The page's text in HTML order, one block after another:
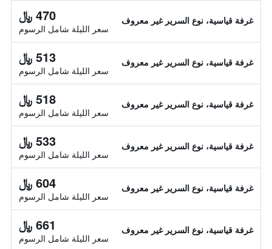
غرفة قياسية، نوع السرير غير معروف 470 ﷼
سعر الليلة شامل الرسوم
غرفة قياسية، نوع السرير غير معروف 513 ﷼
سعر الليلة شامل الرسوم
غرفة قياسية، نوع السرير غير معروف 518 ﷼
سعر الليلة شامل الرسوم
غرفة قياسية، نوع السرير غير معروف 533 ﷼
سعر الليلة شامل الرسوم
غرفة قياسية، نوع السرير غير معروف 604 ﷼
سعر الليلة شامل الرسوم
غرفة قياسية، نوع السرير غير معروف 661 ﷼
سعر الليلة شامل الرسوم